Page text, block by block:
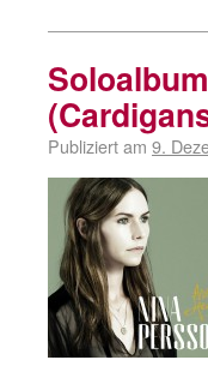
Publiziert am 9.